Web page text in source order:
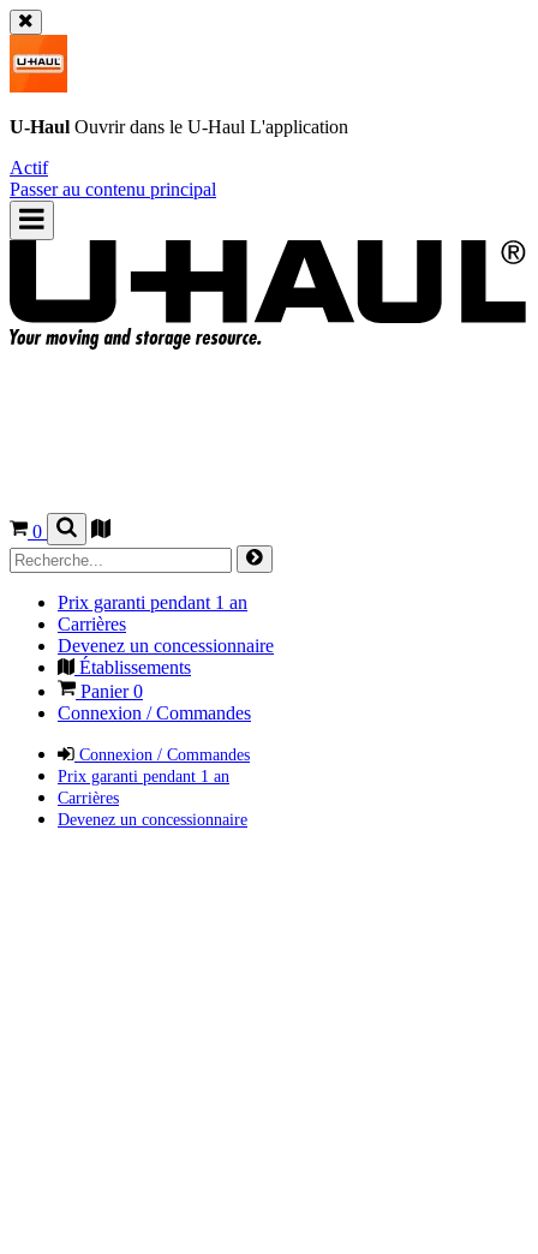
U-Haul Ouvrir dans le U-Haul L'application
Actif
Passer au contenu principal
0
Prix garanti pendant 1 an
Carrières
Devenez un concessionnaire
Établissements
Panier0
Connexion / Commandes
Connexion / Commandes
Prix garanti pendant 1 an
Carrières
Devenez un concessionnaire